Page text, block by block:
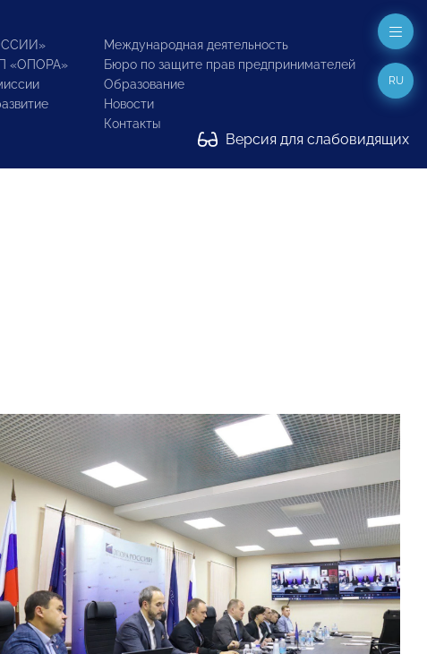
«ОПОРА»
Международная деятельность
Бюро по защите прав предпринимателей
Образование
Новости
Контакты
Версия для слабовидящих
RU